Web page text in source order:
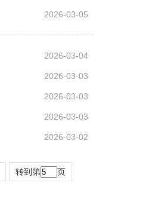
2026-03-05
2026-03-04
2026-03-03
2026-03-03
2026-03-03
2026-03-02
转到第 页